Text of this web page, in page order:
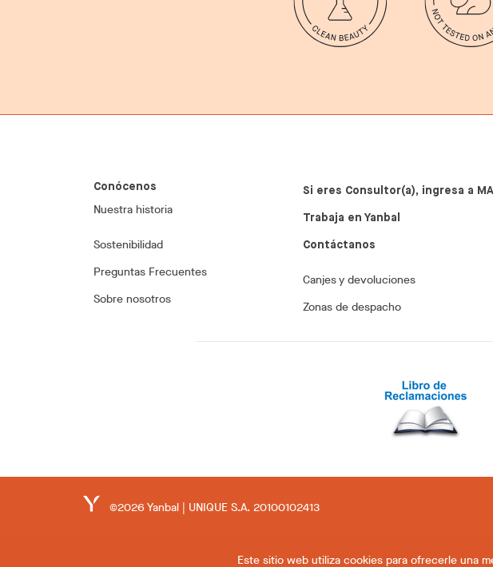
Conócenos
Nuestra historia
Sostenibilidad
Preguntas Frecuentes
Sobre nosotros
Si eres Consultor(a), ingresa a
Trabaja en Yanbal
Contáctanos
Canjes y devoluciones
Zonas de despacho
©2026 Yanbal | UNIQUE S.A. 20100102413
Este sitio web utiliza cookies para ofrecerle una